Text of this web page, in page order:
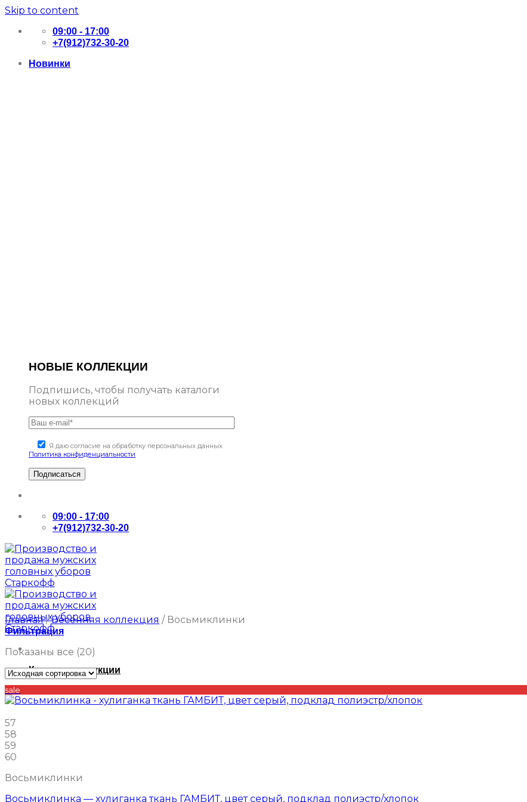
Skip to content
09:00 - 17:00
+7(912)732-30-20
Новинки
НОВЫЕ КОЛЛЕКЦИИ
Подпишись, чтобы получать каталоги
новых коллекций
Я даю согласие на обработку персональных данных
Политика конфиденциальности
09:00 - 17:00
+7(912)732-30-20
Каталог продукции
Главная / Весенняя коллекция / Восьмиклинки
Фильтрация
Показаны все (20)
sale
57
58
59
60
Восьмиклинки
Восьмиклинка — хулиганка ткань ГАМБИТ, цвет серый, подклад полиэстр/хлопок